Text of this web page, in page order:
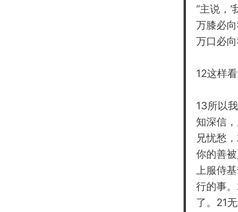
“主说，‘
万膝必向
万口必向
12这样
13所以
知深信
兄忧愁
你的善
上服侍
行的事
了。21